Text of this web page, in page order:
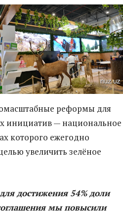
реформы для
инициатив — национальное
которого ежегодно
увеличить зелёное
достижения 54% доли
мы повысили